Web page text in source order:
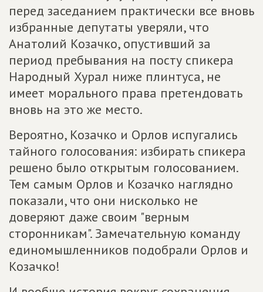
перед заседанием практически все вновь
избранные депутаты уверяли, что
Анатолий Козачко, опустивший за
период пребывания на посту спикера
Народный Хурал ниже плинтуса, не
имеет морального права претендовать
вновь на это же место.
Вероятно, Козачко и Орлов испугались
тайного голосования: избирать спикера
решено было открытым голосованием.
Тем самым Орлов и Козачко наглядно
показали, что они нисколько не
доверяют даже своим "верным
сторонникам". Замечательную команду
единомышленников подобрали Орлов и
Козачко!